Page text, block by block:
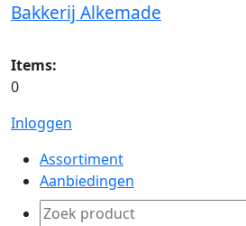
Bakkerij Alkemade
Items:
0
Inloggen
Assortiment
Aanbiedingen